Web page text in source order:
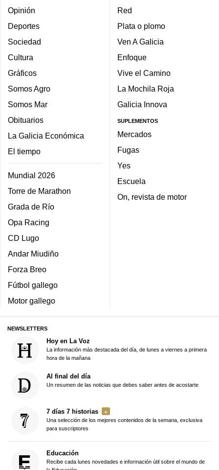
Opinión
Deportes
Sociedad
Cultura
Gráficos
Somos Agro
Somos Mar
Obituarios
La Galicia Económica
El tiempo
Mundial 2026
Torre de Marathon
Grada de Río
Opa Racing
CD Lugo
Andar Miudiño
Forza Breo
Fútbol gallego
Motor gallego
Red
Plata o plomo
Ven A Galicia
Enfoque
Vive el Camino
La Mochila Roja
Galicia Innova
SUPLEMENTOS
Mercados
Fugas
Yes
Escuela
On, revista de motor
NEWSLETTERS
Hoy en La Voz
La información más destacada del día, de lunes a viernes a primera
hora de la mañana
Al final del día
Un resumen de las noticias que debes saber antes de acostarte
7 días 7 historias
Una selección de los mejores contenidos de la semana, exclusiva
para suscriptores
Educación
Recibe cada lunes novedades e información útil sobre el mundo de